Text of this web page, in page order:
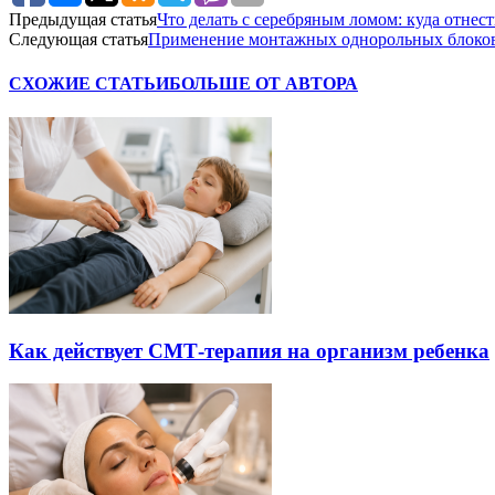
Предыдущая статьяЧто делать с серебряным ломом: куда
Следующая статьяПрименение монтажных однорольных
СХОЖИЕ СТАТЬИБОЛЬШЕ ОТ АВТОРА
Как действует СМТ-терапия на организм ребенка